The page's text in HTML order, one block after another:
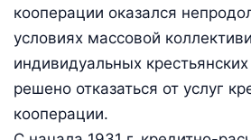
кооперации оказался
условиях массовой
индивидуальных
решено отказаться от услуг
кооперации.